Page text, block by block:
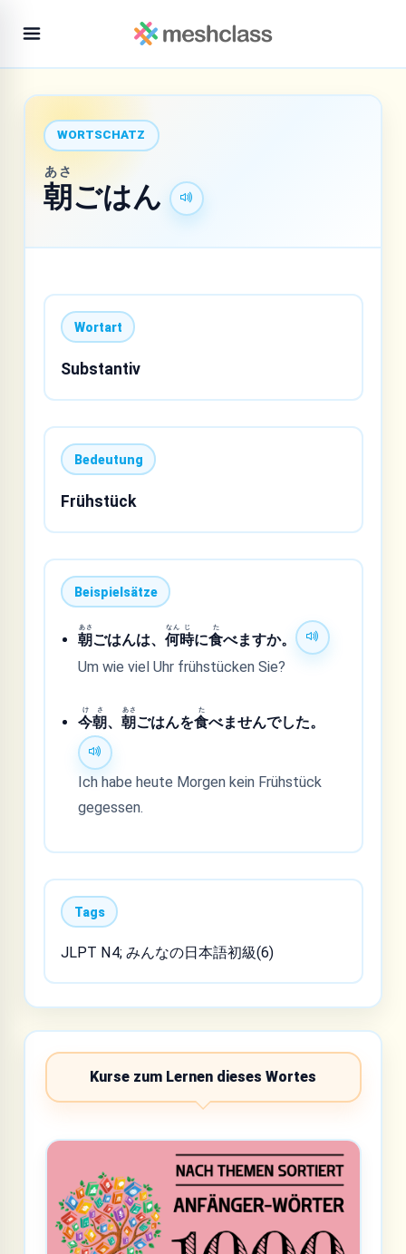
WORTSCHATZ
朝
あさ
ごはん
Wortart
Substantiv
Bedeutung
Frühstück
Beispielsätze
朝
あさ
ごはんは、何
なん
時
じ
に食
た
べますか。
Um wie viel Uhr frühstücken Sie?
今
け
朝
さ
、朝
あさ
ごはんを食
た
べませんでした。
Ich habe heute Morgen kein Frühstück
gegessen.
Tags
JLPT N4; みんなの日本語初級(6)
Kurse zum Lernen dieses Wortes